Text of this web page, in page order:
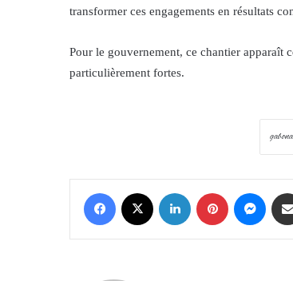
transformer ces engagements en résultats
Pour le gouvernement, ce chantier apparaît
particulièrement fortes.
Facebook LinkedIn Pinterest